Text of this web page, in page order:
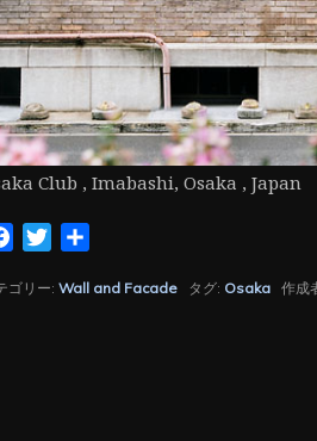
Club , Imabashi, Osaka , Japan
FacebookTwitter
ゴリー: Wall and Facade タグ: Osaka 作成